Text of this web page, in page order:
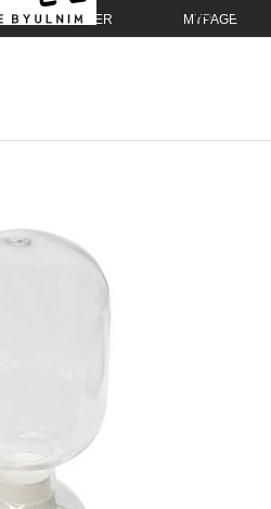
ORDER MYPAGE